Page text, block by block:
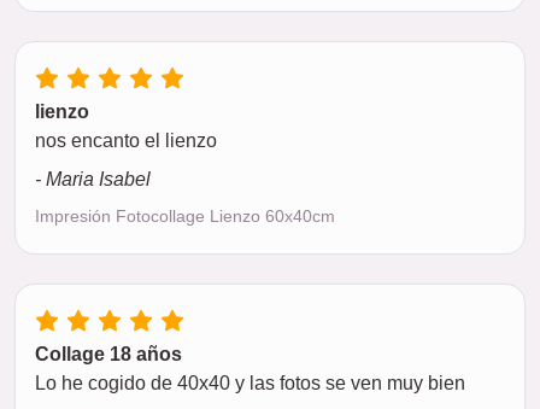
lienzo
nos encanto el lienzo
- Maria Isabel
Impresión Fotocollage Lienzo 60x40cm
Collage 18 años
Lo he cogido de 40x40 y las fotos se ven muy bien